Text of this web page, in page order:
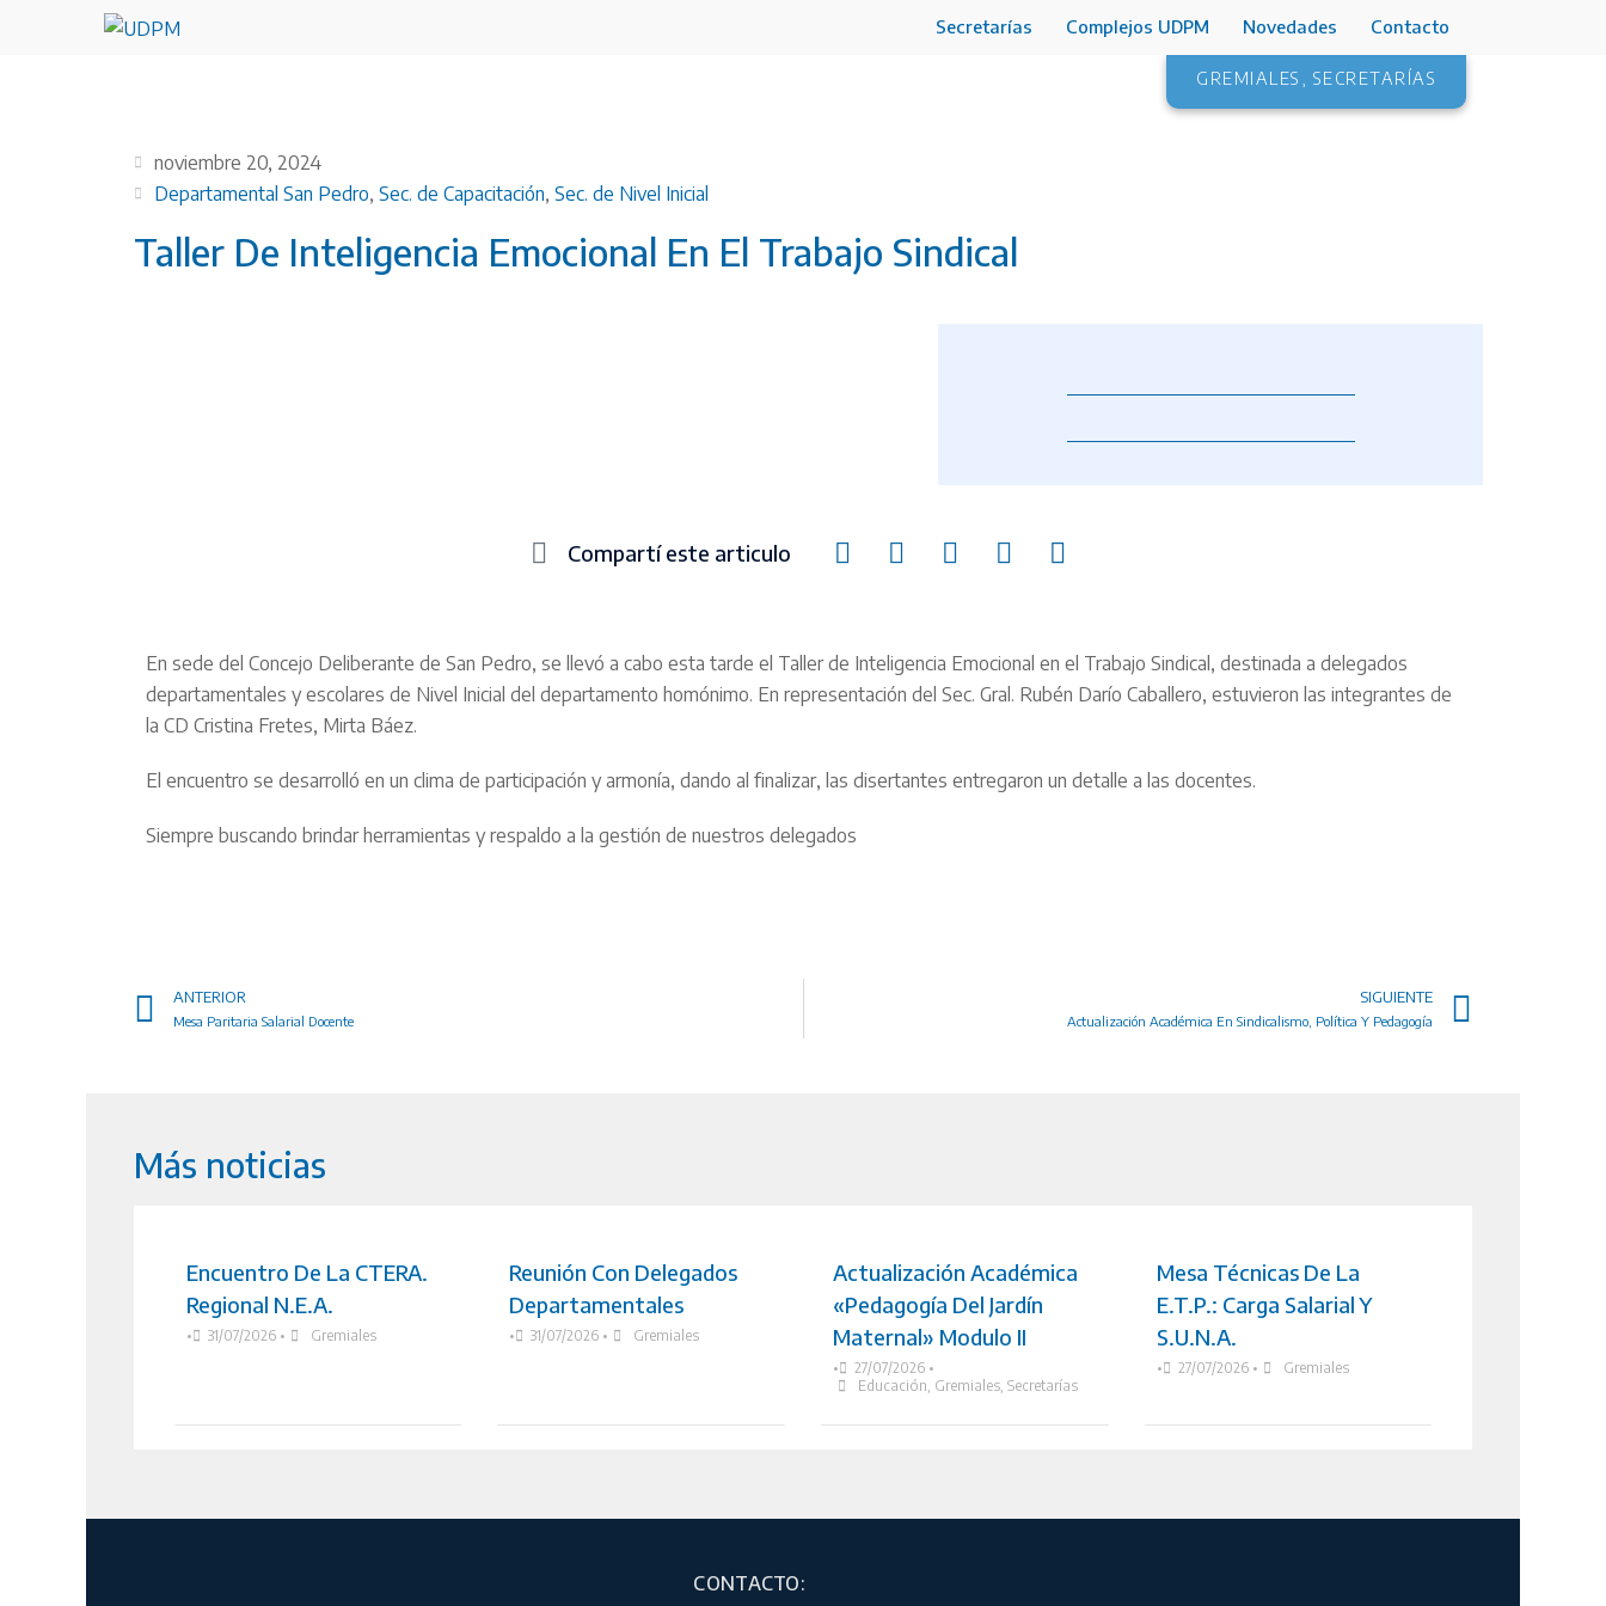
Secretarías Complejos UDPM Novedades Contacto
GREMIALES SECRETARÍAS
noviembre 20, 2024
Departamental San Pedro, Sec. de Capacitación, Sec. de Nivel Inicial
Taller De Inteligencia Emocional En El Trabajo Sindical
Compartí este articulo
En sede del Concejo Deliberante de San Pedro, se llevó a cabo esta tarde el Taller de Inteligencia Emocional en el Trabajo Sindical, destinada a delegados
departamentales y escolares de Nivel Inicial del departamento homónimo. En representación del Sec. Gral. Rubén Darío Caballero, estuvieron las integrantes de
la CD Cristina Fretes, Mirta Báez.
El encuentro se desarrolló en un clima de participación y armonía, dando al finalizar, las disertantes entregaron un detalle a las docentes.
Siempre buscando brindar herramientas y respaldo a la gestión de nuestros delegados
ANTERIOR
Mesa Paritaria Salarial Docente
SIGUIENTE
Actualización Académica En Sindicalismo, Política Y Pedagogía
Más noticias
Encuentro De La CTERA.
Regional N.E.A.
• 31/07/2026 • Gremiales
Reunión Con Delegados
Departamentales
• 31/07/2026 • Gremiales
Actualización Académica
«Pedagogía Del Jardín
Maternal» Modulo II
• 27/07/2026 •
Educación, Gremiales, Secretarías
Mesa Técnicas De La
E.T.P.: Carga Salarial Y
S.U.N.A.
• 27/07/2026 • Gremiales
CONTACTO: